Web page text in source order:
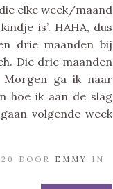
elke week/maand
is’. HAHA, dus
drie maanden bij
Die drie maanden
Morgen ga ik naar
hoe ik aan de slag
volgende week
DOOR EMMY
IN